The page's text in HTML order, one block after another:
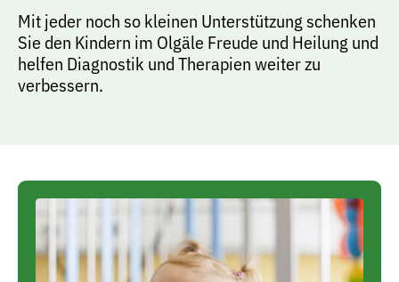
Mit jeder noch so kleinen Unterstützung schenken
Sie den Kindern im Olgäle Freude und Heilung und
helfen Diagnostik und Therapien weiter zu
verbessern.